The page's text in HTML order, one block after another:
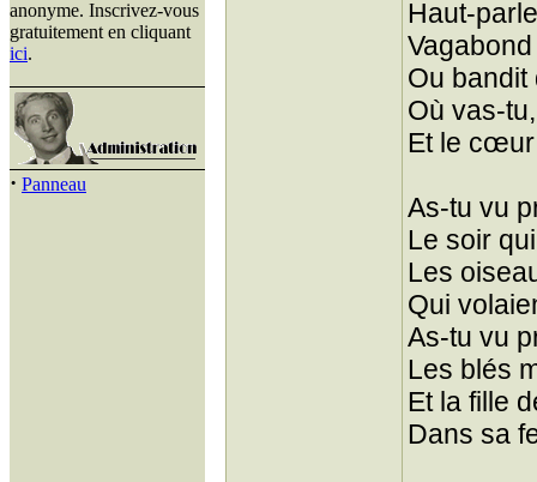
anonyme. Inscrivez-vous
gratuitement en cliquant
ici.
· Panneau
Haut-
Ou
Où vas-
Et le
As-tu vu
Le soir
Les
Qui
As-tu vu
Les blés
Et la fille
Dans sa